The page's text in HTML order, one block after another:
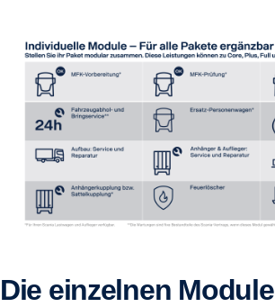
Die einzelnen Module